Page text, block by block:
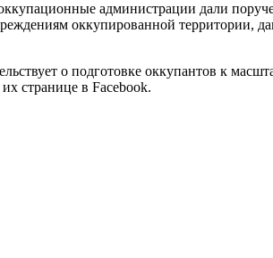
администрации дали
оккупированной территории,
о подготовке оккупантов к
странице в Facebook.